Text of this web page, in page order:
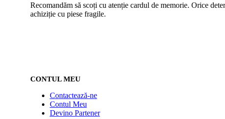
Recomandăm să scoți cu atenție cardul de memorie. Orice
achiziție cu piese fragile.
CONTUL MEU
Contactează-ne
Contul Meu
Devino Partener